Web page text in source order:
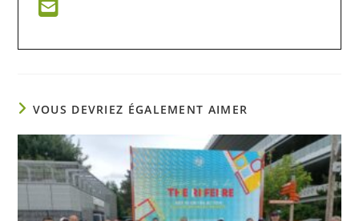
VOUS DEVRIEZ ÉGALEMENT AIMER